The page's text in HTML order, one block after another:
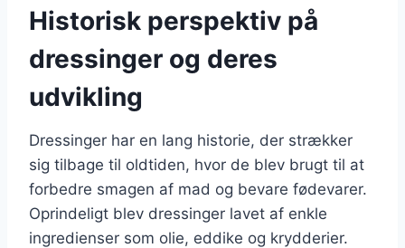
Historisk perspektiv på
dressinger og deres
udvikling
Dressinger har en lang historie, der strækker
sig tilbage til oldtiden, hvor de blev brugt til at
forbedre smagen af mad og bevare fødevarer.
Oprindeligt blev dressinger lavet af enkle
ingredienser som olie, eddike og krydderier.